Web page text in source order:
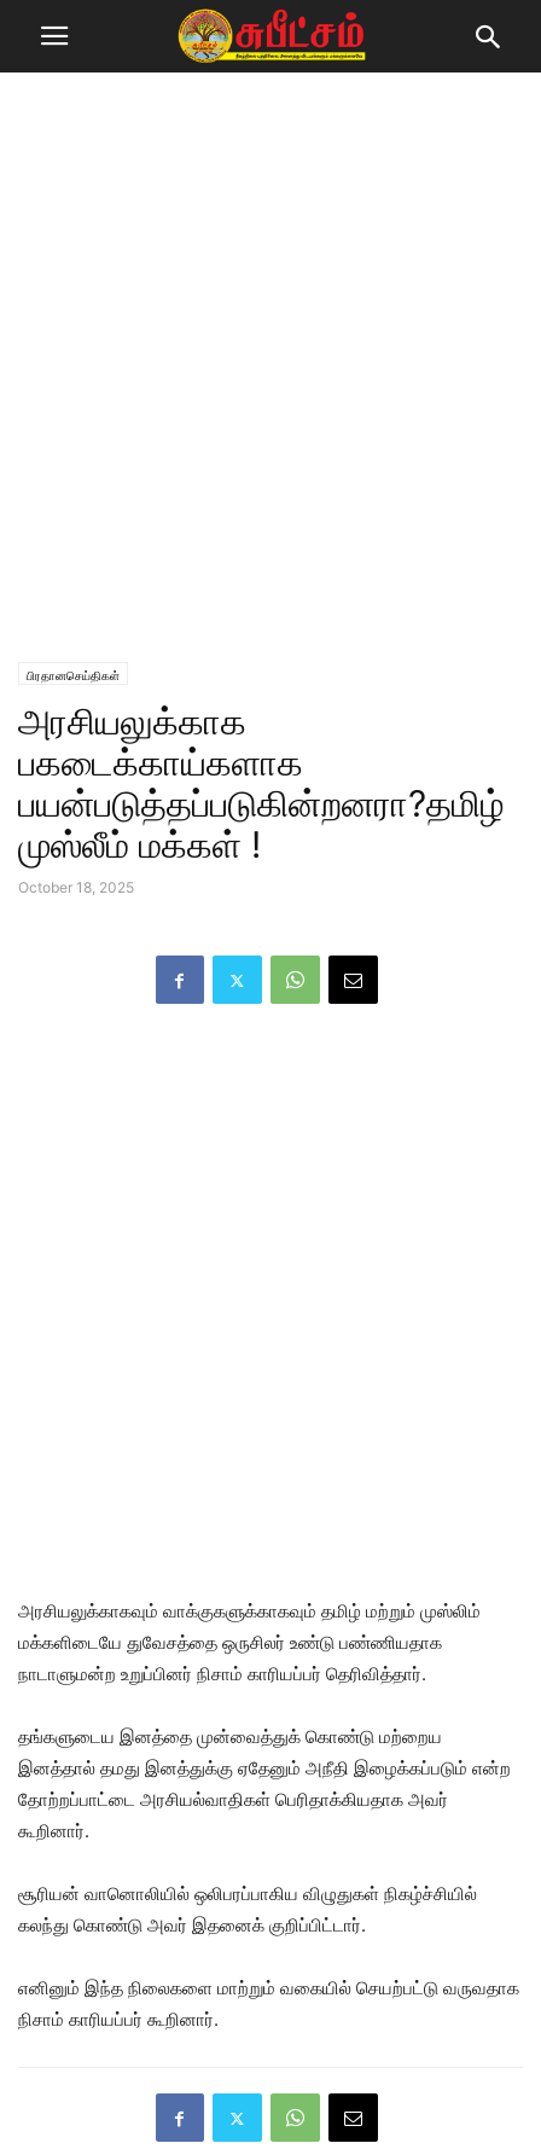
பிரதானசெய்திகள்
அரசியலுக்காக
பகடைக்காய்களாக
பயன்படுத்தப்படுகின்றனரா?தமிழ்
முஸ்லீம் மக்கள் !
October 18, 2025
அரசியலுக்காகவும் வாக்குகளுக்காகவும் தமிழ் மற்றும் முஸ்லிம்
மக்களிடையே துவேசத்தை ஒருசிலர் உண்டு பண்ணியதாக
நாடாளுமன்ற உறுப்பினர் நிசாம் காரியப்பர் தெரிவித்தார்.
தங்களுடைய இனத்தை முன்வைத்துக் கொண்டு மற்றைய
இனத்தால் தமது இனத்துக்கு ஏதேனும் அநீதி இழைக்கப்படும் என்ற
தோற்றப்பாட்டை அரசியல்வாதிகள் பெரிதாக்கியதாக அவர்
கூறினார்.
சூரியன் வானொலியில் ஒலிபரப்பாகிய விழுதுகள் நிகழ்ச்சியில்
கலந்து கொண்டு அவர் இதனைக் குறிப்பிட்டார்.
எனினும் இந்த நிலைகளை மாற்றும் வகையில் செயற்பட்டு வருவதாக
நிசாம் காரியப்பர் கூறினார்.